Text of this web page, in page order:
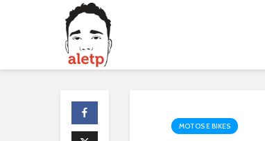
MOTOS E BIKES